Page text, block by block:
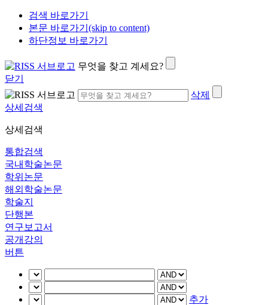
검색 바로가기
본문 바로가기(skip to content)
하단정보 바로가기
무엇을 찾고 계세요?
닫기
삭제
상세검색
상세검색
통합검색
국내학술논문
학위논문
해외학술논문
학술지
단행본
연구보고서
공개강의
버튼
추가